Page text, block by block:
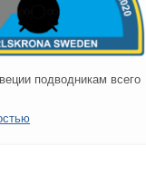
подводникам всего